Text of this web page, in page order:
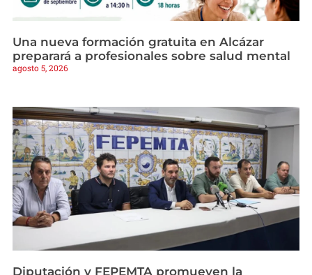
Una nueva formación gratuita en Alcázar
preparará a profesionales sobre salud mental
agosto 5, 2026
Diputación y FEPEMTA promueven la